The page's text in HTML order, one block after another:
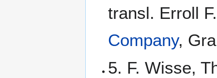
transl. Erroll
Company,
5. F. Wisse,